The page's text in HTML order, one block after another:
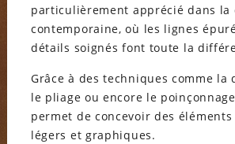
particulièrement apprécié dans la
contemporaine, où les lignes
détails soignés font toute la
Grâce à des techniques comme la
le pliage ou encore le
permet de concevoir des
légers et graphiques.